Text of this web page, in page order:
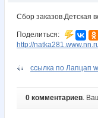
Сбор заказов.Детская
Поделиться:
http://
ссылка по Лапцап
0 комментариев.